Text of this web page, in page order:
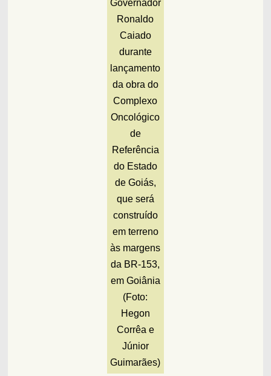
Governador
Ronaldo
Caiado
durante
lançamento
da obra do
Complexo
Oncológico
de
Referência
do Estado
de Goiás,
que será
construído
em terreno
às margens
da BR-153,
em Goiânia
(Foto:
Hegon
Corrêa e
Júnior
Guimarães)